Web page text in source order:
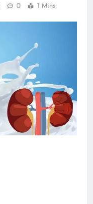
0 1 Mins